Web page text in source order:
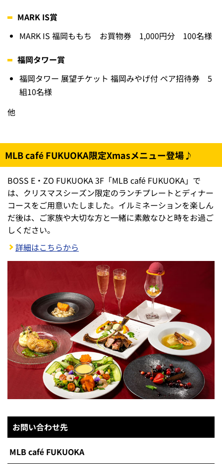
MARK IS賞
MARK IS 福岡ももち お買物券 1,000円分 100名様
福岡タワー賞
福岡タワー 展望チケット 福岡みやげ付 ペア招待券 5
組10名様
他
MLB café FUKUOKA限定Xmasメニュー登場♪
BOSS E・ZO FUKUOKA 3F「MLB café FUKUOKA」で
は、クリスマスシーズン限定のランチプレートとディナー
コースをご用意いたしました。イルミネーションを楽しん
だ後は、ご家族や大切な方と一緒に素敵なひと時をお過ご
しください。
詳細はこちらから
お問い合わせ先
MLB café FUKUOKA